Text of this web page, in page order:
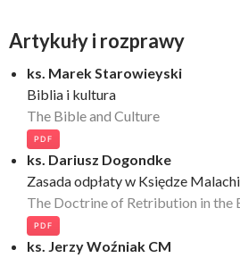
Artykuły i rozprawy
ks. Marek Starowieyski
Biblia i kultura
The Bible and Culture
PDF
ks. Dariusz Dogondke
Zasada odpłaty w Księdze
The Doctrine of Retribution in the
PDF
ks. Jerzy Woźniak CM